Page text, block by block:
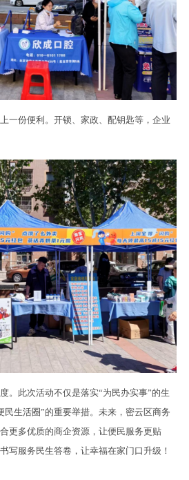
一份便利。开锁、家政、配钥匙等，企业
。此次活动不仅是落实“为民办实事”的生
民生活圈”的重要举措。未来，密云区商务
更多优质的商企资源，让便民服务更贴
写服务民生答卷，让幸福在家门口升级！